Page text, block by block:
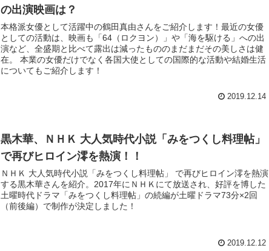
の出演映画は？
本格派女優として活躍中の鶴田真由さんをご紹介します！最近の女優
としての活動は、映画も「64（ロクヨン）」や「海を駆ける」への出
演など、全盛期と比べて露出は減ったもののまだまだその美しさは健
在。 本業の女優だけでなく各国大使としての国際的な活動や結婚生活
についてもご紹介します！
2019.12.14
黒木華、ＮＨＫ 大人気時代小説「みをつくし料理帖」
で再びヒロイン澪を熱演！！
ＮＨＫ 大人気時代小説「みをつくし料理帖」 で再びヒロイン澪を熱演
する黒木華さんを紹介。2017年にＮＨＫにて放送され、好評を博した
土曜時代ドラマ「みをつくし料理帖」の続編が土曜ドラマ73分×2回
（前後編）で制作が決定しました！
2019.12.12